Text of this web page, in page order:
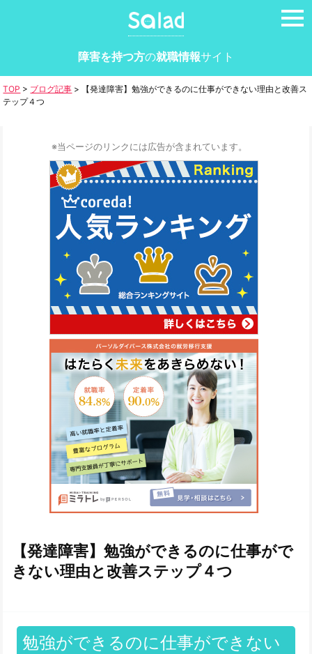
障害を持つ方の就職情報サイト
TOP > ブログ記事 >
【発達障害】勉強ができるのに仕事ができない理由と改善ス
テップ４つ
※当ページのリンクには広告が含まれています。
【発達障害】勉強ができるのに仕事がで
きない理由と改善ステップ４つ
勉強ができるのに仕事ができない